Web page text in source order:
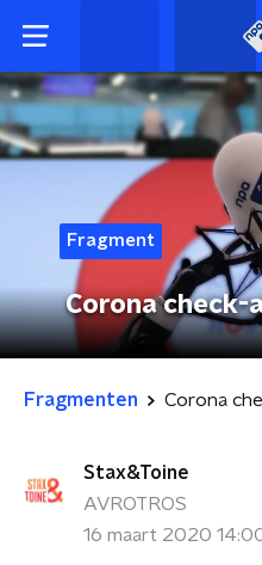
Fragment
Corona check-
Fragmenten Corona
Stax&Toine
AVROTROS
16 maart 2020